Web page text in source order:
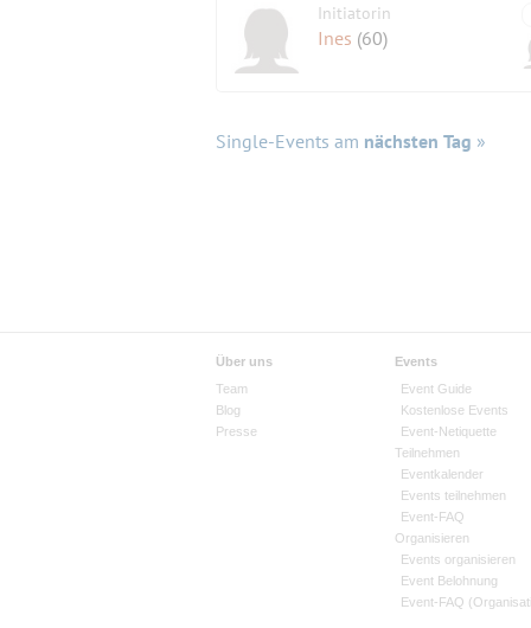
Initiatorin
Ines (60)
Single-Events am nächsten Tag »
Über uns
Team
Blog
Presse
Events
Event Guide
Kostenlose Events
Event-Netiquette
Teilnehmen
Eventkalender
Events teilnehmen
Event-FAQ
Organisieren
Events organisieren
Event Belohnung
Event-FAQ